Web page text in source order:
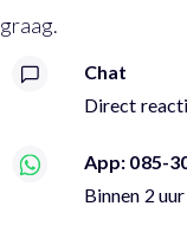
graag.
Chat
Direct
App: 085-
Binnen 2